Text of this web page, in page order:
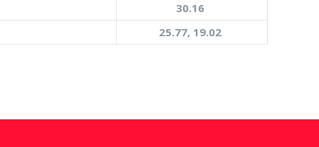
30.16
25.77, 19.02